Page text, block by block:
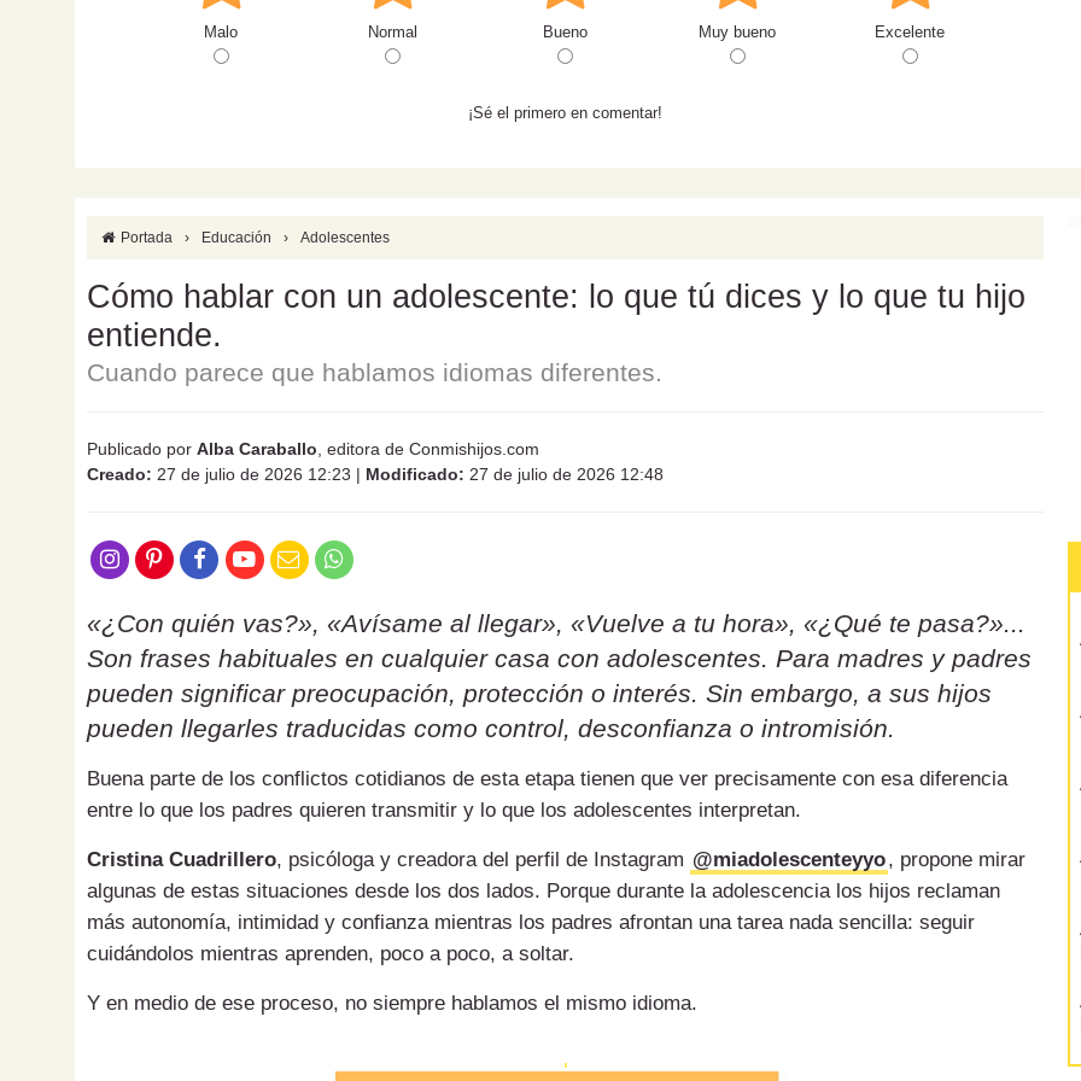
Malo Normal Bueno Muy bueno Excelente
¡Sé el primero en comentar!
Portada › Educación › Adolescentes
Cómo hablar con un adolescente: lo que tú dices y lo que tu hijo
entiende.
Cuando parece que hablamos idiomas diferentes.
Publicado por Alba Caraballo , editora de Conmishijos.com
Creado: 27 de julio de 2026 12:23 | Modificado: 27 de julio de 2026 12:48
«¿Con quién vas?», «Avísame al llegar», «Vuelve a tu hora», «¿Qué te pasa?»...
Son frases habituales en cualquier casa con adolescentes. Para madres y padres
pueden significar preocupación, protección o interés. Sin embargo, a sus hijos
pueden llegarles traducidas como control, desconfianza o intromisión.
Buena parte de los conflictos cotidianos de esta etapa tienen que ver precisamente con esa diferencia
entre lo que los padres quieren transmitir y lo que los adolescentes interpretan.
Cristina Cuadrillero, psicóloga y creadora del perfil de Instagram @miadolescenteyyo, propone mirar
algunas de estas situaciones desde los dos lados. Porque durante la adolescencia los hijos reclaman
más autonomía, intimidad y confianza mientras los padres afrontan una tarea nada sencilla: seguir
cuidándolos mientras aprenden, poco a poco, a soltar.
Y en medio de ese proceso, no siempre hablamos el mismo idioma.